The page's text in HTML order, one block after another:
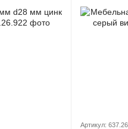
Артикул: